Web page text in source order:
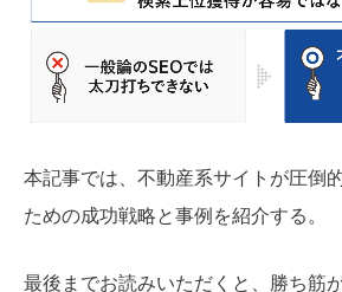
本記事では、不動産系サイトが圧倒
ための成功戦略と事例を紹介する。
最後までお読みいただくと、勝ち筋